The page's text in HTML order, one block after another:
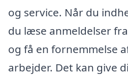
og service. Når du
du læse anmeldelser
og få en fornemmelse
arbejder. Det kan give